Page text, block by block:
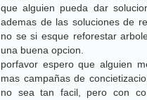
que alguien pueda dar
ademas de las soluciones de
no se si esque reforestar
una buena opcion.
porfavor espero que alguien
mas campañas de
no sea tan facil, pero con